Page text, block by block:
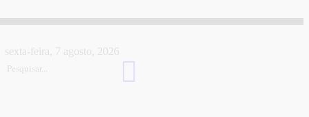
sexta-feira, 7 agosto, 2026